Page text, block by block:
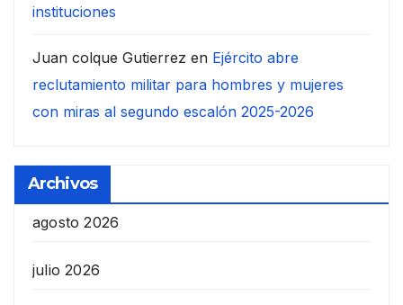
instituciones
Juan colque Gutierrez en Ejército abre
reclutamiento militar para hombres y mujeres
con miras al segundo escalón 2025-2026
Archivos
agosto 2026
julio 2026